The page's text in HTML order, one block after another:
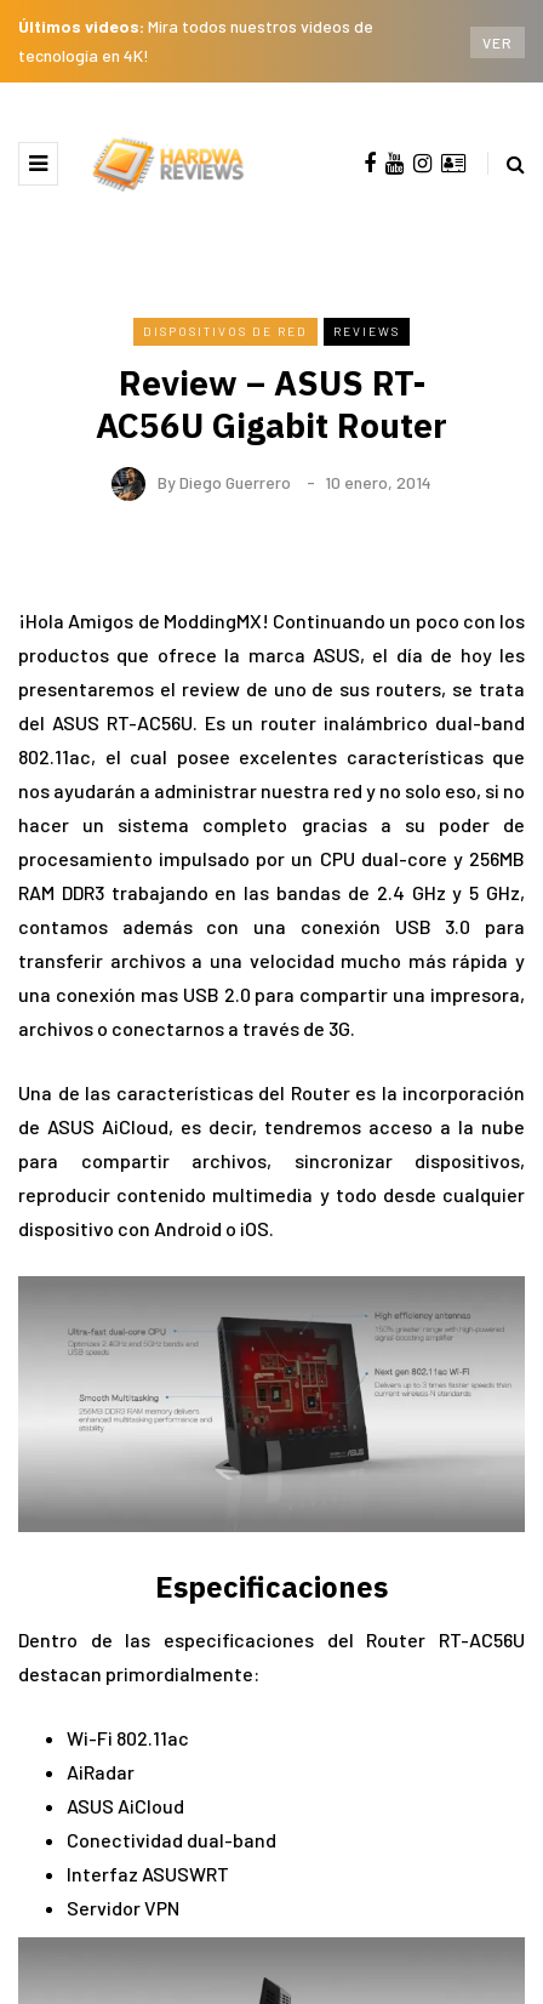
Últimos videos: Mira todos nuestros videos de
tecnología en 4K!
VER
DISPOSITIVOS DE RED REVIEWS
Review – ASUS RT-
AC56U Gigabit Router
ByDiego Guerrero 10 enero, 2014
¡Hola Amigos de ModdingMX! Continuando un poco con los
productos que ofrece la marca ASUS, el día de hoy les
presentaremos el review de uno de sus routers, se trata
del ASUS RT-AC56U. Es un router inalámbrico dual-band
802.11ac, el cual posee excelentes características que
nos ayudarán a administrar nuestra red y no solo eso, si no
hacer un sistema completo gracias a su poder de
procesamiento impulsado por un CPU dual-core y 256MB
RAM DDR3 trabajando en las bandas de 2.4 GHz y 5 GHz,
contamos además con una conexión USB 3.0 para
transferir archivos a una velocidad mucho más rápida y
una conexión mas USB 2.0 para compartir una impresora,
archivos o conectarnos a través de 3G.
Una de las características del Router es la incorporación
de ASUS AiCloud, es decir, tendremos acceso a la nube
para compartir archivos, sincronizar dispositivos,
reproducir contenido multimedia y todo desde cualquier
dispositivo con Android o iOS.
Especificaciones
Dentro de las especificaciones del Router RT-AC56U
destacan primordialmente:
Wi-Fi 802.11ac
AiRadar
ASUS AiCloud
Conectividad dual-band
Interfaz ASUSWRT
Servidor VPN